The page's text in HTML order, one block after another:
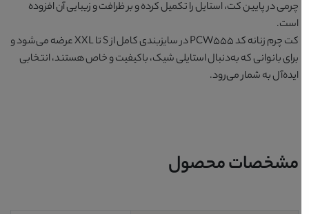
چرمی در پایین کت، استایل را تکمیل کرده و بر ظرافت و زیبایی آن افزوده
است.
کت چرم زنانه کد PCW555
در سایزبندی کامل از S تا XXL عرضه می‌شود و
برای بانوانی که به‌دنبال استایلی شیک، باکیفیت و خاص هستند، انتخابی
ایده‌آل به شمار می‌رود.
مشخصات محصول